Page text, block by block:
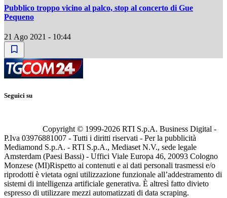
Pubblico troppo vicino al palco, stop al concerto di Gue
Pequeno
21 Ago 2021 - 10:44
Seguici su
Copyright © 1999-2026 RTI S.p.A. Business Digital -
P.Iva 03976881007 - Tutti i diritti riservati - Per la pubblicità
Mediamond S.p.A. - RTI S.p.A., Mediaset N.V., sede legale
Amsterdam (Paesi Bassi) - Uffici Viale Europa 46, 20093 Cologno
Monzese (MI)Rispetto ai contenuti e ai dati personali trasmessi e/o
riprodotti è vietata ogni utilizzazione funzionale all’addestramento di
sistemi di intelligenza artificiale generativa. È altresì fatto divieto
espresso di utilizzare mezzi automatizzati di data scraping.